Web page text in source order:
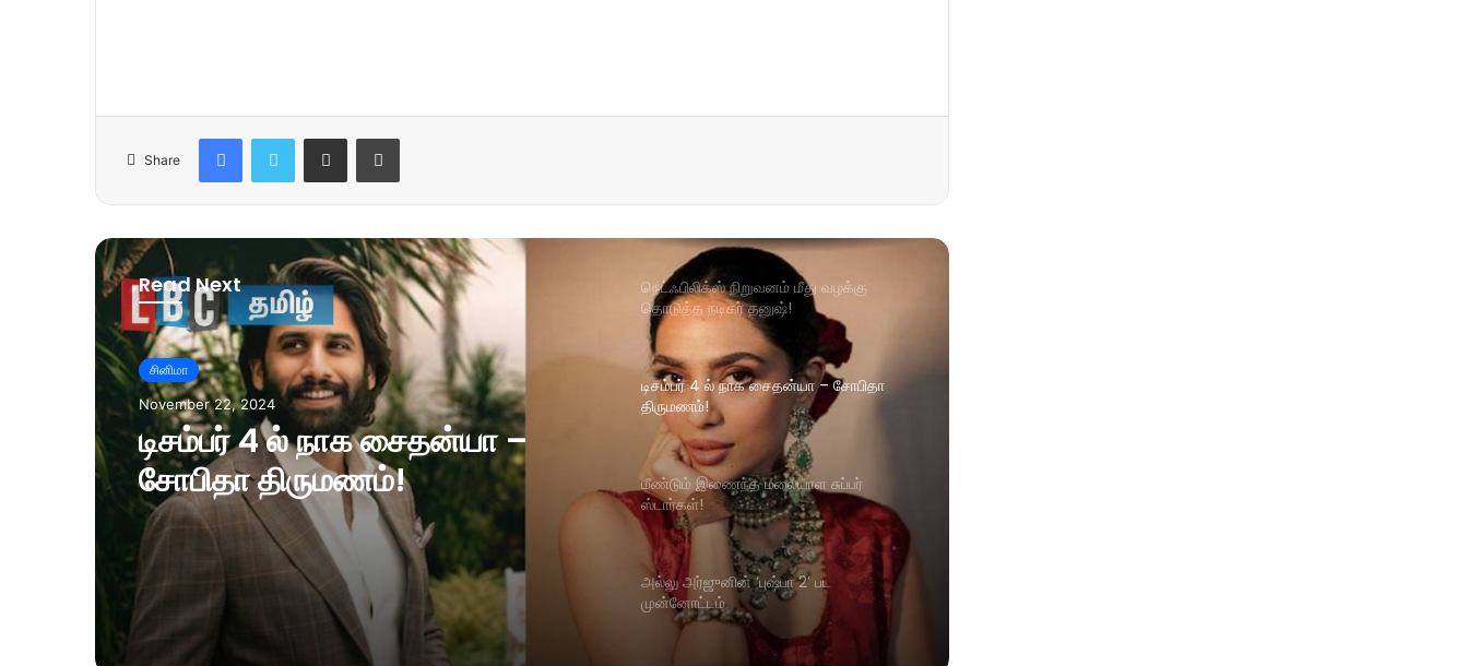
Share
Read Next
சினிமா
November 22, 2024
டிசம்பர் 4 ல் நாக சைதன்யா –
சோபிதா திருமணம்!
நெட்ஃபிலிக்ஸ் நிறுவனம் மீது வழக்கு
தொடுத்த நடிகர் தனுஷ்!
டிசம்பர் 4 ல் நாக சைதன்யா – சோபிதா
திருமணம்!
மீண்டும் இணைந்த மலையாள சுப்பர்
ஸ்டார்கள்!
அல்லு அர்ஜுனின் ‘புஷ்பா 2’ பட
முன்னோட்டம்